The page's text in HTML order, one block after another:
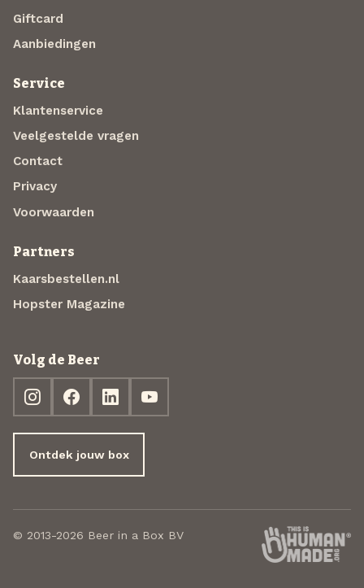
Giftcard
Aanbiedingen
Service
Klantenservice
Veelgestelde vragen
Contact
Privacy
Voorwaarden
Partners
Kaarsbestellen.nl
Hopster Magazine
Volg de Beer
Ontdek jouw box
© 2013-2026 Beer in a Box BV